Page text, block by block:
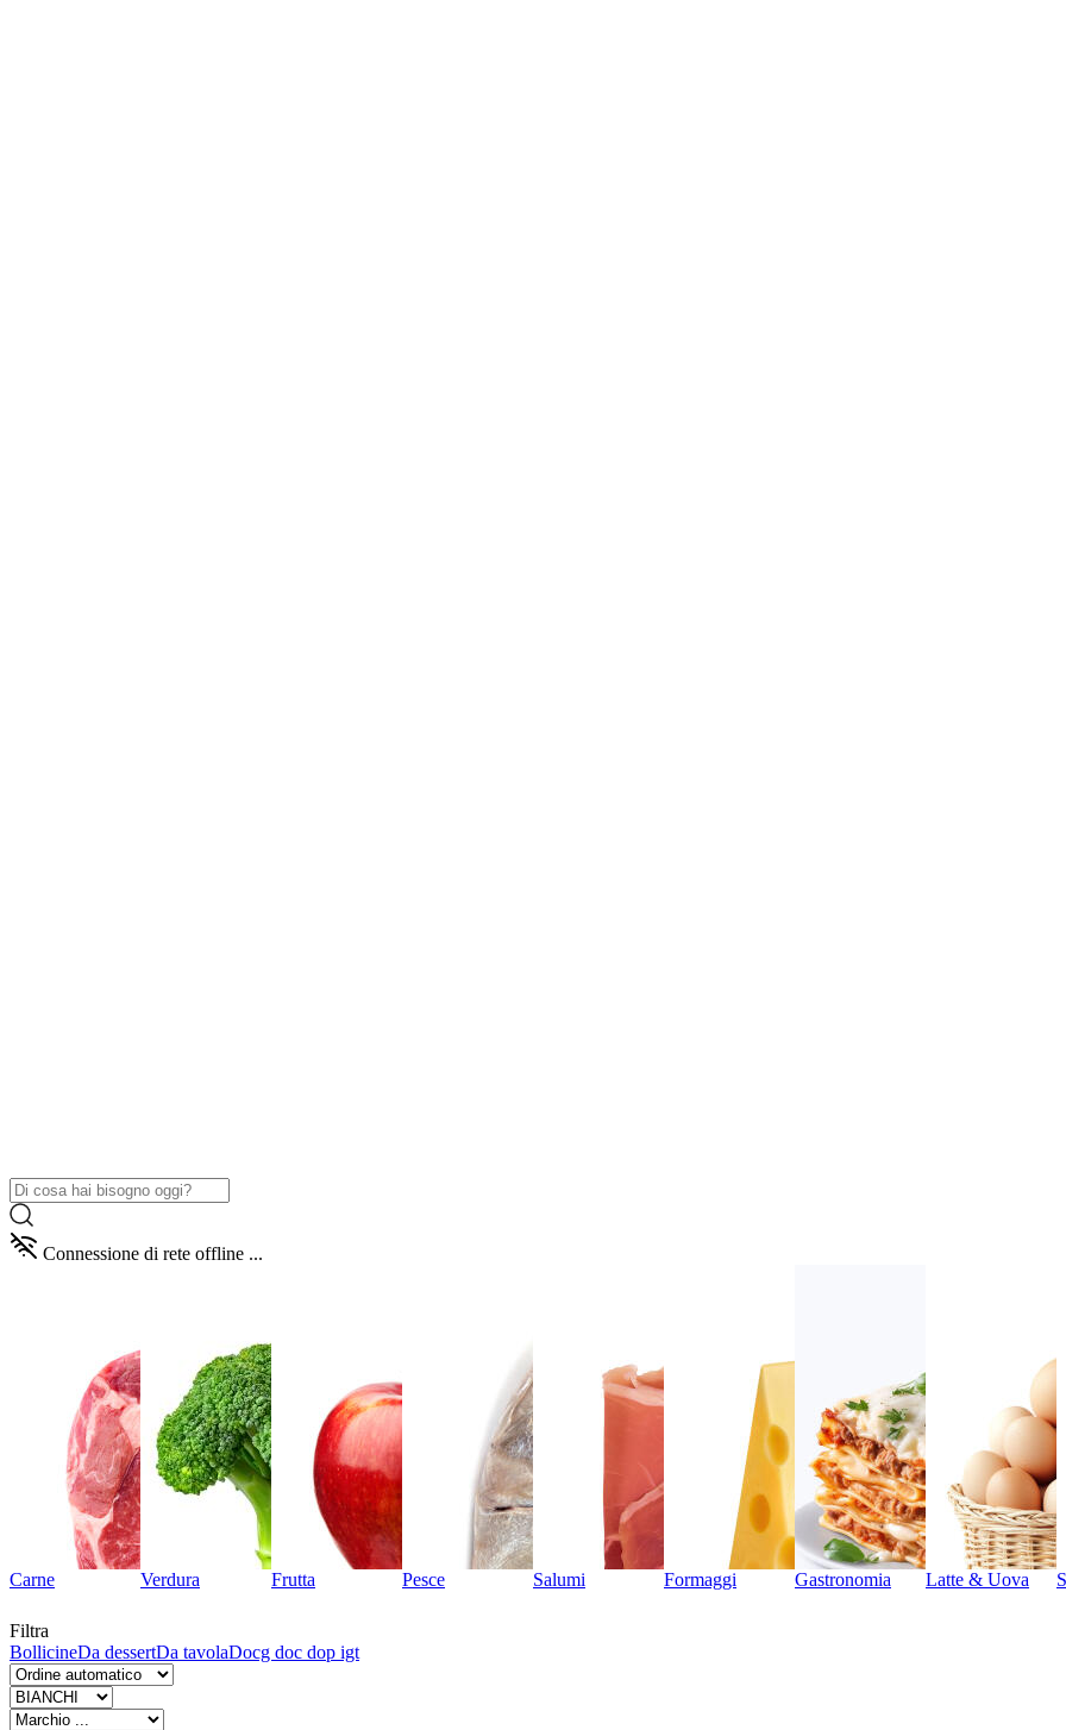
Connessione di rete offline ...
Carne Verdura Frutta Pesce Salumi Formaggi Gastronomia Latte & Uova
Filtra
BollicineDa dessertDa tavolaDocg doc dop igt